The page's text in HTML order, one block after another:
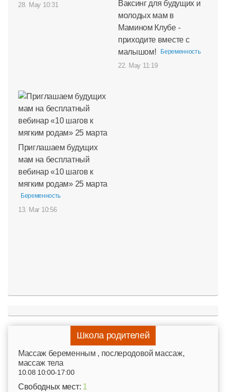
28. May 10:31
Ваксинг для будущих и
молодых мам в
Мамином Клубе -
приходите вместе с
малышом!
Беременность
22. May 11:19
Приглашаем будущих
мам на бесплатный
вебинар «10 шагов к
мягким родам» 25 марта
Беременность
13. Mar 10:56
Школа родителей
Mассаж беременным , послеродовой массаж,
массаж тела
10.08 10:00-17:00
Свободных мест: 1